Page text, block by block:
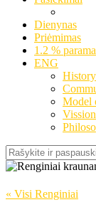
Dienynas
Priėmimas
1.2 % parama
ENG
History
Model
« Visi Renginiai